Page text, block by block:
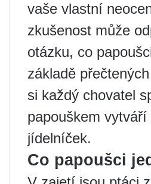
vaše vlastní
zkušenost může
otázku, co
základě
si každý chovatel
papouškem
jídelníček.
Co papoušci